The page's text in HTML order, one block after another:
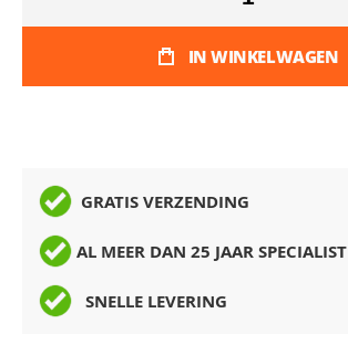
IN WINKELWAGEN
GRATIS VERZENDING
AL MEER DAN 25 JAAR SPECIALIST
SNELLE LEVERING